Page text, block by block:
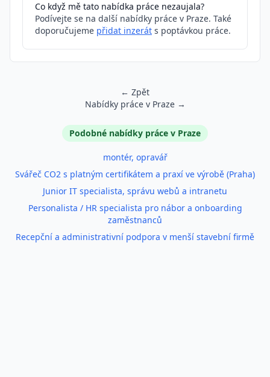
Co když mě tato nabídka práce nezaujala?
Podívejte se na další nabídky práce v Praze. Také
doporučujeme přidat inzerát s poptávkou práce.
← Zpět
Nabídky práce v Praze →
Podobné inzerátyPodobné nabídky práce v Praze
montér, opravář
Svářeč CO2 s platným certifikátem a praxí ve výrobě (Praha)
Junior IT specialista, správu webů a intranetu
Personalista / HR specialista pro nábor a onboarding
zaměstnanců
Recepční a administrativní podpora v menší stavební firmě